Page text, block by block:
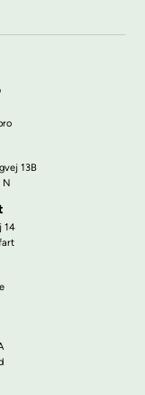
13B
N
14